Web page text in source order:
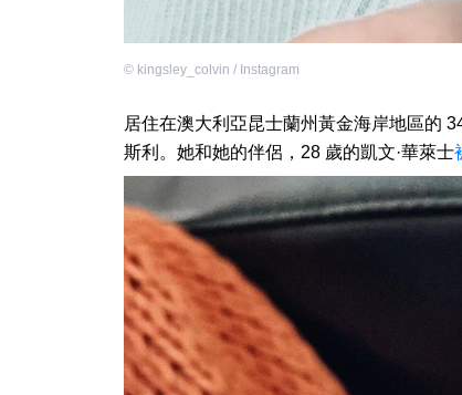
© kingsley_colvin / Instagram
居住在澳大利亞昆士蘭州黃金海岸地區的
斯利。她和她的伴侶，28 歲的凱文·華萊士